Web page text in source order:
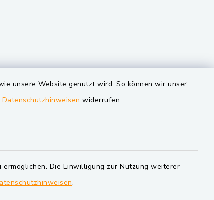
unsere Website genutzt wird. So können wir unser
Datenschutzhinweisen widerrufen.
Die Einwilligung zur Nutzung weiterer
.
VG und Gemeinden
Verwaltungsgemeinschaft
Schwarzenfeld